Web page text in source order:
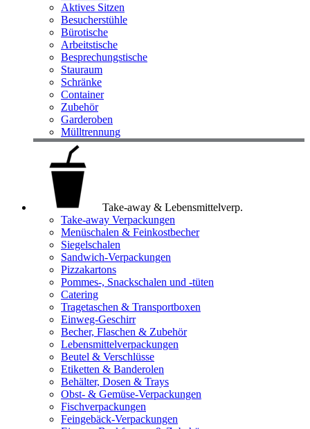
Aktives Sitzen
Besucherstühle
Bürotische
Arbeitstische
Besprechungstische
Stauraum
Schränke
Container
Zubehör
Garderoben
Mülltrennung
Take-away & Lebensmittelverp.
Take-away Verpackungen
Menüschalen & Feinkostbecher
Siegelschalen
Sandwich-Verpackungen
Pizzakartons
Pommes-, Snackschalen und -tüten
Catering
Tragetaschen & Transportboxen
Einweg-Geschirr
Becher, Flaschen & Zubehör
Lebensmittelverpackungen
Beutel & Verschlüsse
Etiketten & Banderolen
Behälter, Dosen & Trays
Obst- & Gemüse-Verpackungen
Fischverpackungen
Feingebäck-Verpackungen